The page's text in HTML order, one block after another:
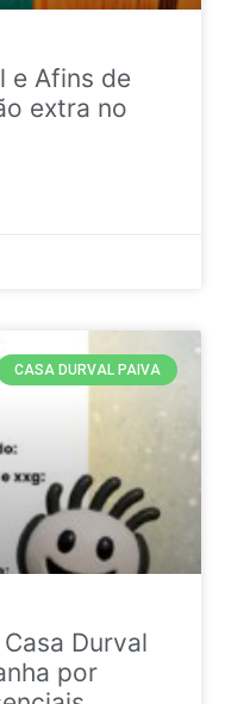
e Afins de
extra no
CASA DURVAL PAIVA
Durval
por